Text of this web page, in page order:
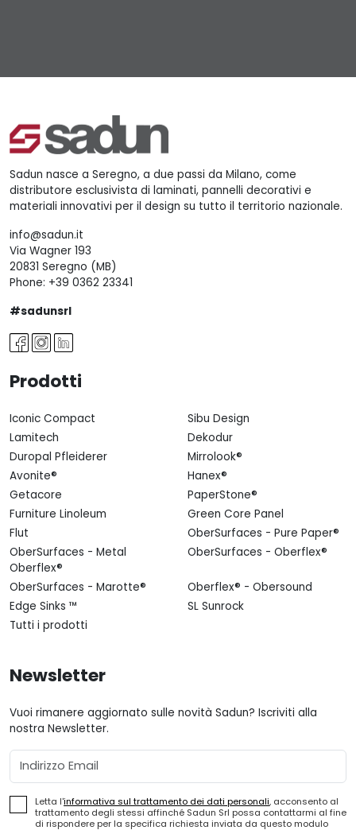
Sadun nasce a Seregno, a due passi da Milano, come
distributore esclusivista di laminati, pannelli decorativi e
materiali innovativi per il design su tutto il territorio nazionale.
info@sadun.it
Via Wagner 193
20831 Seregno (MB)
Phone: +39 0362 23341
#sadunsrl
Prodotti
Iconic Compact
Sibu Design
Lamitech
Dekodur
Duropal Pfleiderer
Mirrolook®
Avonite®
Hanex®
Getacore
PaperStone®
Furniture Linoleum
Green Core Panel
Flut
OberSurfaces - Pure Paper®
OberSurfaces - Metal
Oberflex®
OberSurfaces - Oberflex®
OberSurfaces - Marotte®
Oberflex® - Obersound
Edge Sinks ™
SL Sunrock
Tutti i prodotti
Newsletter
Vuoi rimanere aggiornato sulle novità Sadun? Iscriviti alla
nostra Newsletter.
Email
Letta l'informativa sul trattamento dei dati personali, acconsento al
trattamento degli stessi affinché Sadun Srl possa contattarmi al fine
di rispondere per la specifica richiesta inviata da questo modulo